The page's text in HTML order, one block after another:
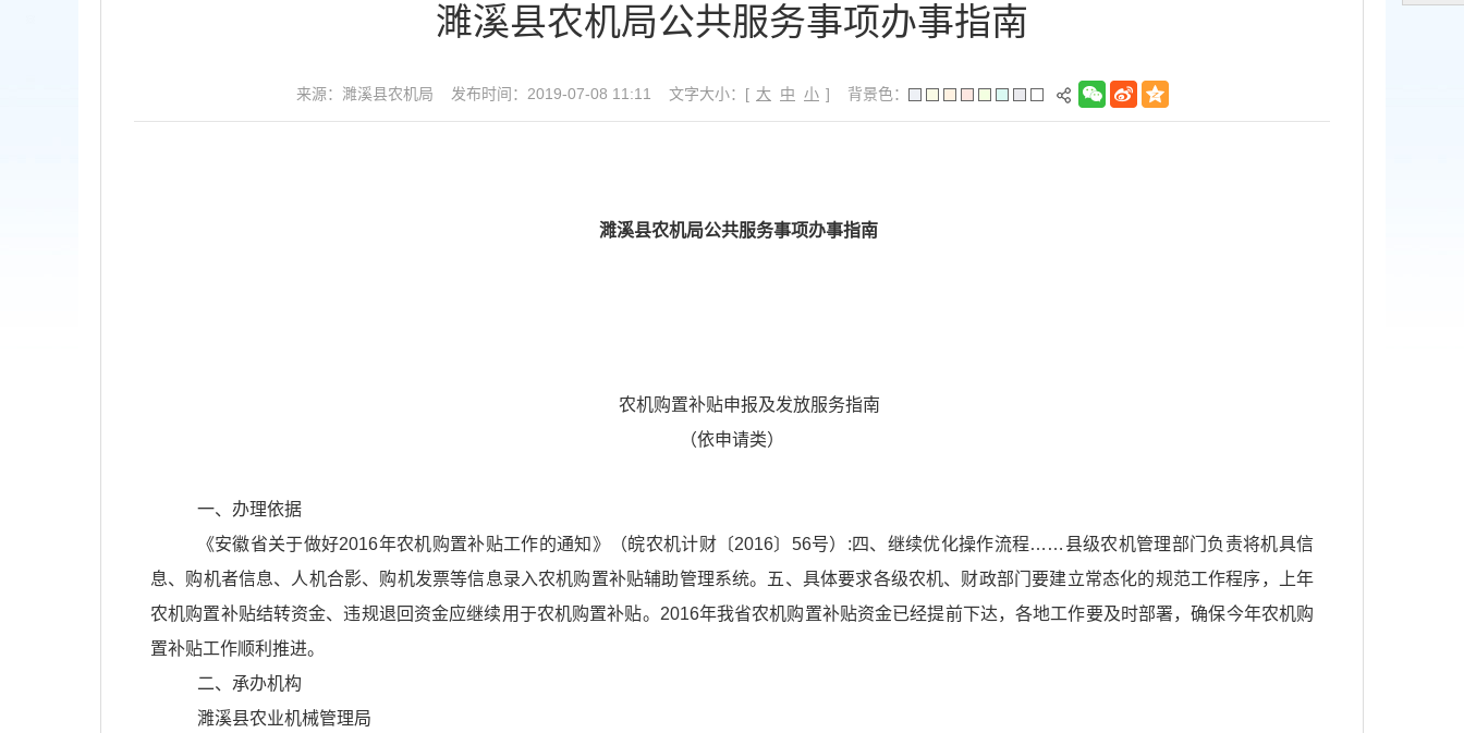
濉溪县农机局公共服务事项办事指南
来源：濉溪县农机局 发布时间：2019-07-08 11:11 文字大小：[ 大 中 小 ] 背景色：
濉溪县农机局公共服务事项办事指南
农机购置补贴申报及发放服务指南
（依申请类）
一、办理依据
《安徽省关于做好2016年农机购置补贴工作的通知》（皖农机计财〔2016〕 56号） :四、继续优化操作流程……县级农机管理部门负责将机具信
息、购机者信息、人机合影、购机发票等信息录入农机购置补贴辅助管理系统。五、具体要求各级农机、财政部门要建立常态化的规范工作程序，上年
农机购置补贴结转资金、违规退回资金应继续用于农机购置补贴。 2016年我省农机购置补贴资金已经提前下达，各地工作要及时部署，确保今年农机购
置补贴工作顺利推进。
二、承办机构
濉溪县农业机械管理局